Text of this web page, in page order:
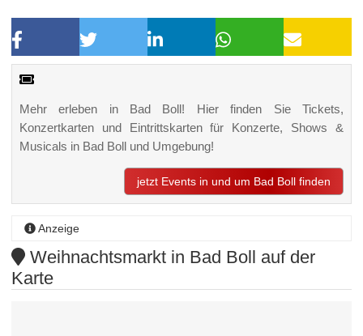
Mehr erleben in Bad Boll! Hier finden Sie Tickets,
Konzertkarten und Eintrittskarten für Konzerte, Shows &
Musicals in Bad Boll und Umgebung!
jetzt Events in und um Bad Boll finden
Anzeige
Weihnachtsmarkt in Bad Boll auf der
Karte